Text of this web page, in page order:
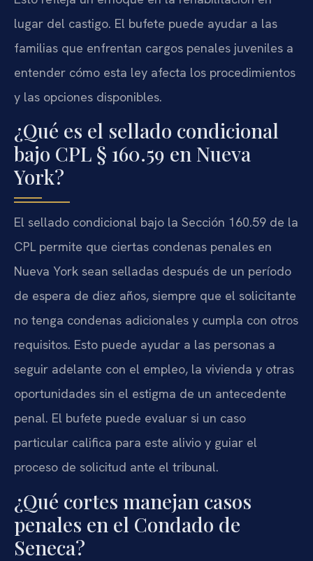
lugar del castigo. El bufete puede ayudar a las
familias que enfrentan cargos penales juveniles a
entender cómo esta ley afecta los procedimientos
y las opciones disponibles.
¿Qué es el sellado condicional
bajo CPL § 160.59 en Nueva
York?
El sellado condicional bajo la Sección 160.59 de la
CPL permite que ciertas condenas penales en
Nueva York sean selladas después de un período
de espera de diez años, siempre que el solicitante
no tenga condenas adicionales y cumpla con otros
requisitos. Esto puede ayudar a las personas a
seguir adelante con el empleo, la vivienda y otras
oportunidades sin el estigma de un antecedente
penal. El bufete puede evaluar si un caso
particular califica para este alivio y guiar el
proceso de solicitud ante el tribunal.
¿Qué cortes manejan casos
penales en el Condado de
Seneca?